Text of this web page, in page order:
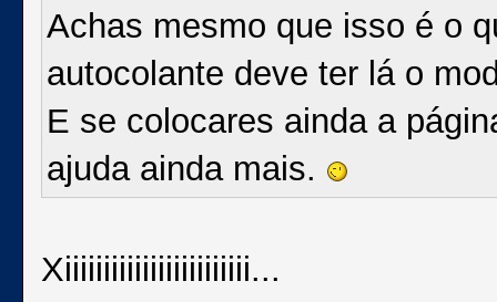
Achas mesmo que isso é o
autocolante deve ter lá o
E se colocares ainda a
ajuda ainda mais.
Xiiiiiiiiiiiiiiiiiiiiiiii...